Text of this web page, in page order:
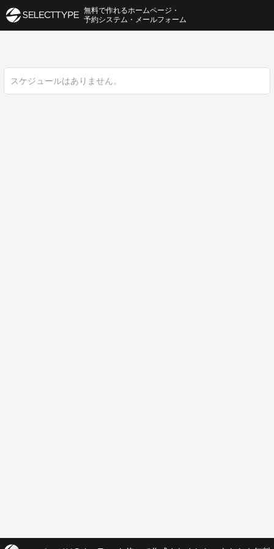
スケジュールはありません。
無料で作れるホームページ・
予約システム・メールフォーム